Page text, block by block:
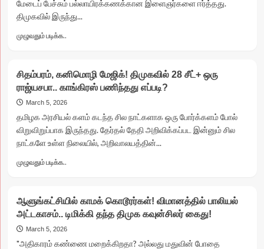
எம்எல்ஏ
மகன்?
மேடைப் பேச்சும் பல்லாயிரக்கணக்கான இளைஞர்களை ஈர்த்தது.
திமுகவில் இருந்து...
முழுவதும் படிக்க..
போன
புரட்சி
புயல்!
வாரிசு
மூழ்கிய
வைகோ!
சிதம்பரம், கனிமொழி மேஜிக்! திமுகவில் 28 சீட்+ ஒரு
ராஜ்யசபா.. காங்கிரஸ் பணிந்தது எப்படி?
March 5, 2026
தமிழக அரசியல் களம் கடந்த சில நாட்களாக ஒரு போர்க்களம் போல்
விறுவிறுப்பாக இருந்தது. தேர்தல் தேதி அறிவிக்கப்பட இன்னும் சில
நாட்களே உள்ள நிலையில், அறிவாலயத்தின்...
முழுவதும் படிக்க..
சிதம்பரம்,
கனிமொழி
மேஜிக்!
திமுகவில்
28
ஆளுங்கட்சியில் காமக் கொடூரர்கள்! விமானத்தில் பாலியல்
அட்டகாசம்.. டிமிக்கி தந்த திமுக கவுன்சிலர் கைது!
March 5, 2026
"அதிகாரம் கண்ணை மறைக்கிறதா? அல்லது மதுவின் போதை